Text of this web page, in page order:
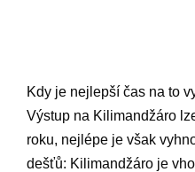
Kdy je nejlepší čas na to
Výstup na Kilimandžáro
roku, nejlépe je však
dešťů: Kilimandžáro je